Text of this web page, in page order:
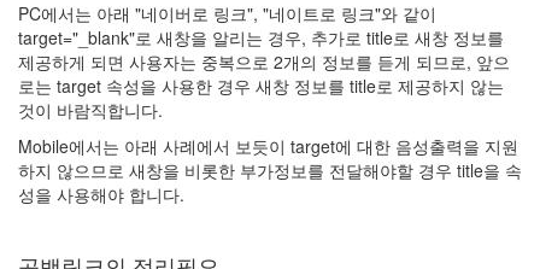
PC에서는 아래 "네이버로 링크", "네이트로 링크"와 같이
target="_blank"로 새창을 알리는 경우, 추가로 title로 새창 정보를
제공하게 되면 사용자는 중복으로 2개의 정보를 듣게 되므로, 앞으
로는 target 속성을 사용한 경우 새창 정보를 title로 제공하지 않는
것이 바람직합니다.
Mobile에서는 아래 사례에서 보듯이 target에 대한 음성출력을 지원
하지 않으므로 새창을 비롯한 부가정보를 전달해야할 경우 title을 속
성을 사용해야 합니다.
haeppa's
profile
By
해
빠